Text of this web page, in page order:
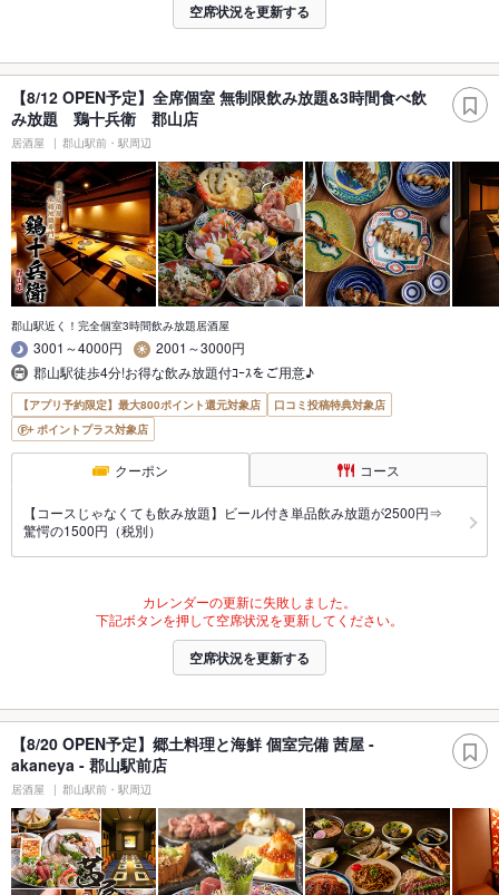
空席状況を更新する
【8/12 OPEN予定】全席個室 無制限飲み放題&3時間食べ飲
み放題 鶏十兵衛 郡山店
居酒屋 郡山駅前・駅周辺
郡山駅近く！完全個室3時間飲み放題居酒屋
3001～4000円
2001～3000円
郡山駅徒歩4分!お得な飲み放題付ｺｰｽをご用意♪
【アプリ予約限定】最大800ポイント還元対象店
口コミ投稿特典対象店
ポイントプラス対象店
クーポン コース
【コースじゃなくても飲み放題】ビール付き単品飲み放題が2500円⇒
驚愕の1500円（税別）
カレンダーの更新に失敗しました。
下記ボタンを押して空席状況を更新してください。
空席状況を更新する
【8/20 OPEN予定】郷土料理と海鮮 個室完備 茜屋 -
akaneya - 郡山駅前店
居酒屋 郡山駅前・駅周辺